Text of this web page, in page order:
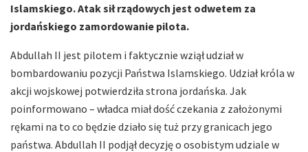
Islamskiego. Atak sił rządowych jest odwetem za
jordańskiego zamordowanie pilota.
Abdullah II jest pilotem i faktycznie wziął udział w
bombardowaniu pozycji Państwa Islamskiego. Udział króla w
akcji wojskowej potwierdziła strona jordańska. Jak
poinformowano – władca miał dość czekania z założonymi
rękami na to co będzie działo się tuż przy granicach jego
państwa. Abdullah II podjął decyzję o osobistym udziale w